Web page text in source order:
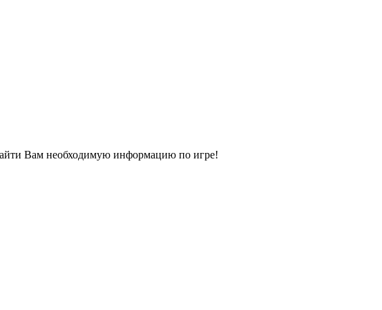
Вам необходимую информацию по игре!